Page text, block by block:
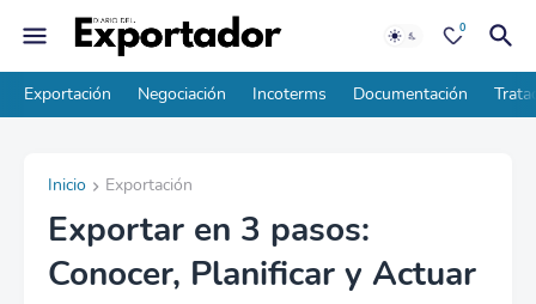
0
Exportación Negociación Incoterms Documentación
Inicio Exportación
Exportar en 3 pasos:
Conocer, Planificar y Actuar